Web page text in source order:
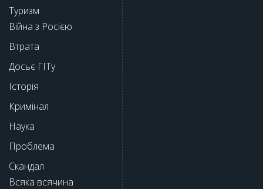
Туризм
Війна з Росією
Втрата
Досьє ГІТу
Історія
Кримінал
Наука
Проблема
Скандал
Всяка всячина